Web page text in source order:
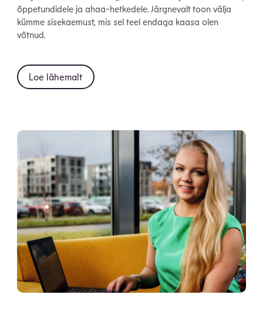
õppetundidele ja ahaa-hetkedele. Järgnevalt toon välja
kümme sisekaemust, mis sel teel endaga kaasa olen
võtnud.
Loe lähemalt